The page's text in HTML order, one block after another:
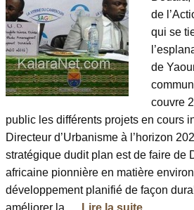
de
qui se
de
couvre
public les différents projets en cours
Directeur d’Urbanisme à l’horizon
stratégique dudit plan est de faire de
africaine pionnière en matière
développement planifié de façon